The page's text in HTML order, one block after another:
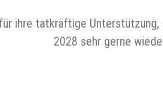
ihre tatkräftige
2028 sehr gerne